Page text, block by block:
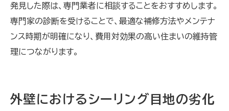
発見した際は、専門業者に相談することをおすすめします。
専門家の診断を受けることで、最適な補修方法やメンテナ
ンス時期が明確になり、費用対効果の高い住まいの維持管
理につながります。
外壁におけるシーリング目地の劣化